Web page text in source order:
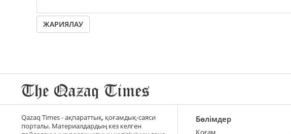
ЖАРИЯЛАУ
Qazaq Times - ақпараттық, қоғамдық-саяси
порталы. Материалдардың кез келген
Бөлімдер
Қоғам